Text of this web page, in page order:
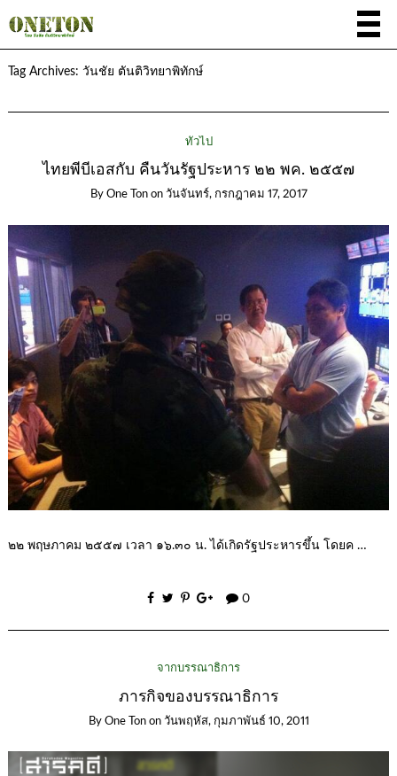
Tag Archives: วันชัย ตันติวิทยาพิทักษ์
ทั่วไป
ไทยพีบีเอสกับ คืนวันรัฐประหาร ๒๒ พค. ๒๕๕๗
By One Ton on วันจันทร์, กรกฎาคม 17, 2017
๒๒ พฤษภาคม ๒๕๕๗ เวลา ๑๖.๓๐ น. ได้เกิดรัฐประหารขึ้น โดยค …
0
จากบรรณาธิการ
ภารกิจของบรรณาธิการ
By One Ton on วันพฤหัส, กุมภาพันธ์ 10, 2011